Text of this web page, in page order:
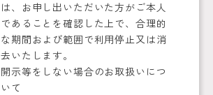
は、お申し出いただいた方がご本人
であることを確認した上で、合理的
な期間および範囲で利用停止又は消
去いたします。
開示等をしない場合のお取扱いにつ
いて